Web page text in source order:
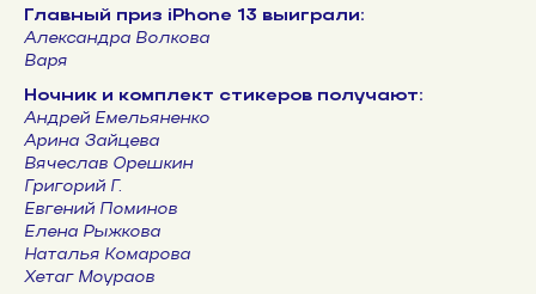
Главный приз iPhone 13 выиграли:
Александра Волкова
Варя
Ночник и комплект стикеров получают:
Андрей Емельяненко
Арина Зайцева
Вячеслав Орешкин
Григорий Г.
Евгений Поминов
Елена Рыжкова
Наталья Комарова
Хетаг Моураов